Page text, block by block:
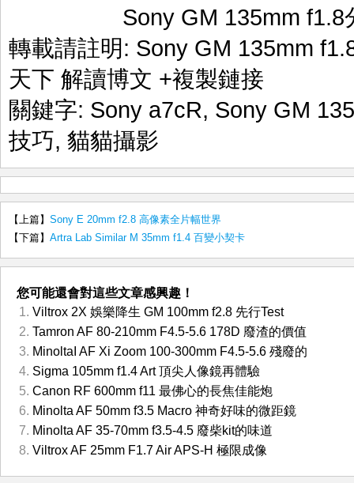
Sony GM 135mm f1.8
轉載請註明: Sony GM 135mm
天下 解讀博文 +複製鏈接
關鍵字: Sony a7cR, Sony GM
技巧, 貓貓攝影
【上篇】 Sony E 20mm f2.8 高像素全片幅世界
【下篇】 Artra Lab Similar M 35mm f1.4 百變小契卡
您可能還會對這些文章感興趣！
Viltrox 2X 娛樂降生 GM 100mm f2.8 先行Test
Tamron AF 80-210mm F4.5-5.6 178D 廢渣的價值
MinoltaI AF Xi Zoom 100-300mm F4.5-5.6 殘廢的
Sigma 105mm f1.4 Art 頂尖人像鏡再體驗
Canon RF 600mm f11 最佛心的長焦佳能炮
Minolta AF 50mm f3.5 Macro 神奇好味的微距鏡
Minolta AF 35-70mm f3.5-4.5 廢柴kit的味道
Viltrox AF 25mm F1.7 Air APS-H 極限成像